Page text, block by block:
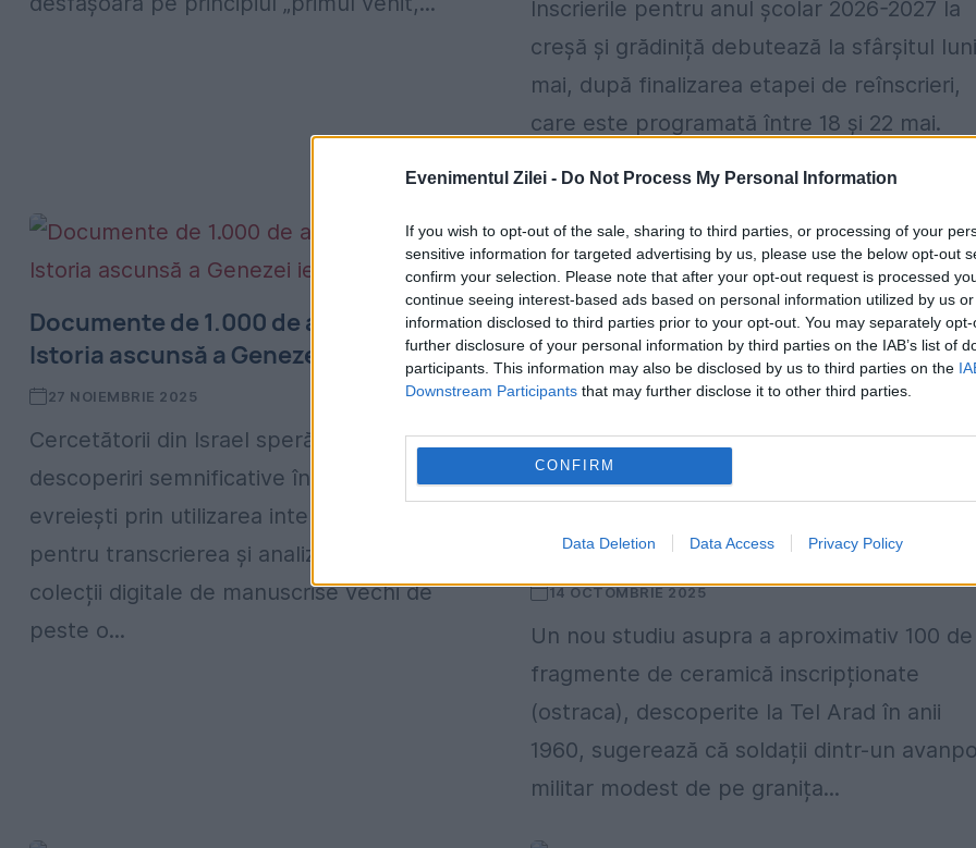
Evenimentul Zilei - Do Not Process My Personal Information
If you wish to opt-out of the sale, sharing to third parties, or processing of your
sensitive information for targeted advertising by us, please use the below opt-out
confirm your selection. Please note that after your opt-out request is processed
continue seeing interest-based ads based on personal information utilized by us
information disclosed to third parties prior to your opt-out. You may separately
further disclosure of your personal information by third parties on the IAB’s list of
participants. This information may also be disclosed by us to third parties on the
Downstream Participants that may further disclose it to other third parties.
CONFIRM
Data Deletion Data Access Privacy Policy
Înscrierile pentru anul școlar 2026-2027 la
creșă și grădiniță debutează la sfârșitul
mai, după finalizarea etapei de reînscrieri,
care este programată între 18 și 22 mai.
Documente de 1.000 de ani, citite de AI.
Istoria ascunsă a Genezei iese la lumină
27 NOIEMBRIE 2025
Cercetătorii din Israel speră să facă
descoperiri semnificative în domeniul istoriei
evreiești prin utilizarea inteligenței artificiale
pentru transcrierea și analizarea unei vaste
colecții digitale de manuscrise vechi de
peste o...
evreii de dinainte de Christos
14 OCTOMBRIE 2025
Un nou studiu asupra a aproximativ 100 de
fragmente de ceramică inscripționate
(ostraca), descoperite la Tel Arad în anii
1960, sugerează că soldații dintr-un
militar modest de pe granița...